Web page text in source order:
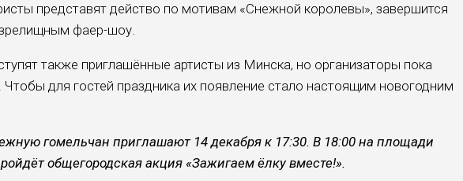
представят действо по мотивам «Снежной королевы», завершится
фаер-шоу.
также приглашённые артисты из Минска, но организаторы пока
Чтобы для гостей праздника их появление стало настоящим новогодним
гомельчан приглашают 14 декабря к 17:30. В 18:00 на площади
общегородская акция «Зажигаем ёлку вместе!».